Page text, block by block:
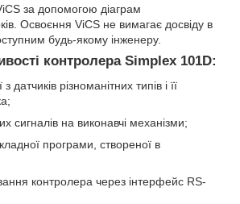
за допомогою діаграм
Освоєння ViCS не вимагає досвіду в
будь-якому інженеру.
контролера Simplex 101D:
датчиків різноманітних типів і її
сигналів на виконавчі механізми;
програми, створеної в
контролера через інтерфейс RS-